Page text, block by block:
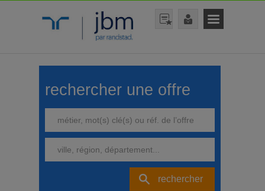
rechercher une offre
rechercher